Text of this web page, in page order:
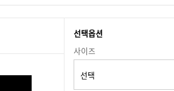
선택옵션
사이즈